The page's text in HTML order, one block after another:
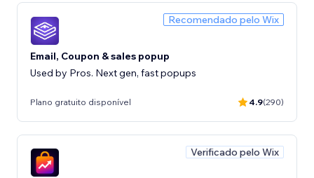
Recomendado pelo Wix
Email, Coupon & sales popup
Used by Pros. Next gen, fast popups
Plano gratuito disponível 4.9(290)
Verificado pelo Wix